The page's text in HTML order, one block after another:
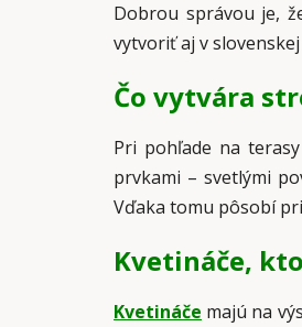
Dobrou správou je,
vytvoriť aj v
Čo vytvára
Pri pohľade na
prvkami – svetlými
Vďaka tomu pôsobí
Kvetináče,
Kvetináče majú na